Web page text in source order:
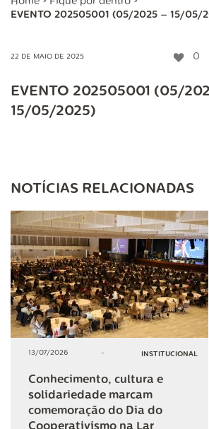
EVENTO 202505001 (05/2025 – 15/05/
22 DE MAIO DE 2025 0
EVENTO 202505001 (05/
15/05/2025)
NOTÍCIAS RELACIONADAS
13/07/2026 - INSTITUCIONAL
Conhecimento, cultura e
solidariedade marcam
comemoração do Dia do